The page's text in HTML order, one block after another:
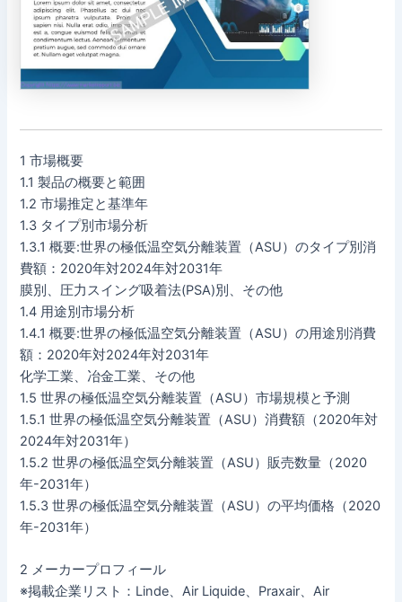
1 市場概要
1.1 製品の概要と範囲
1.2 市場推定と基準年
1.3 タイプ別市場分析
1.3.1 概要:世界の極低温空気分離装置（ASU）のタイプ別消
費額：2020年対2024年対2031年
膜別、圧力スイング吸着法(PSA)別、その他
1.4 用途別市場分析
1.4.1 概要:世界の極低温空気分離装置（ASU）の用途別消費
額：2020年対2024年対2031年
化学工業、冶金工業、その他
1.5 世界の極低温空気分離装置（ASU）市場規模と予測
1.5.1 世界の極低温空気分離装置（ASU）消費額（2020年対
2024年対2031年）
1.5.2 世界の極低温空気分離装置（ASU）販売数量（2020
年-2031年）
1.5.3 世界の極低温空気分離装置（ASU）の平均価格（2020
年-2031年）
2 メーカープロフィール
※掲載企業リスト：Linde、Air Liquide、Praxair、Air